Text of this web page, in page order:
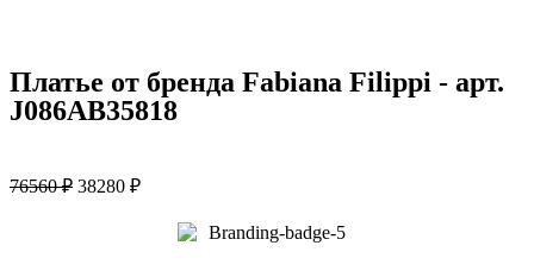
Платье от бренда Fabiana Filippi - арт.
J086AB35818
76560₽ 38280 ₽